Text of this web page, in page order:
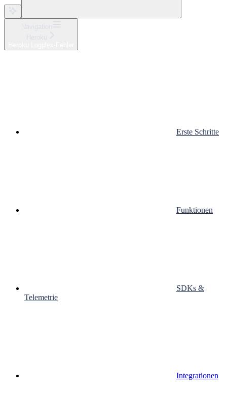
Erste Schritte
Funktionen
SDKs &
Telemetrie
Integrationen